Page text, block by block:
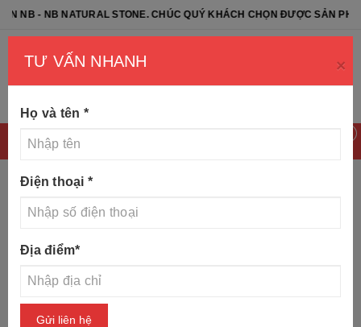
NATURAL STONE. CHÚC QUÝ KHÁCH CHỌN ĐƯỢC SẢN PHẨM ƯNG
TƯ VẤN NHANH ×
Họ và tên *
Điện thoại *
Địa điểm*
Gửi liên hệ